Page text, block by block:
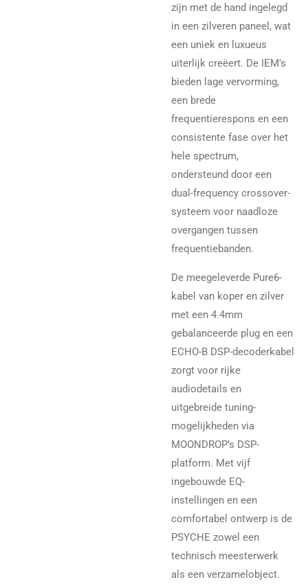
zijn met de hand ingelegd
in een zilveren paneel, wat
een uniek en luxueus
uiterlijk creëert. De IEM’s
bieden lage vervorming,
een brede
frequentierespons en een
consistente fase over het
hele spectrum,
ondersteund door een
dual-frequency crossover-
systeem voor naadloze
overgangen tussen
frequentiebanden.
De meegeleverde Pure6-
kabel van koper en zilver
met een 4.4mm
gebalanceerde plug en een
ECHO-B DSP-decoderkabel
zorgt voor rijke
audiodetails en
uitgebreide tuning-
mogelijkheden via
MOONDROP’s DSP-
platform. Met vijf
ingebouwde EQ-
instellingen en een
comfortabel ontwerp is de
PSYCHE zowel een
technisch meesterwerk
als een verzamelobject.